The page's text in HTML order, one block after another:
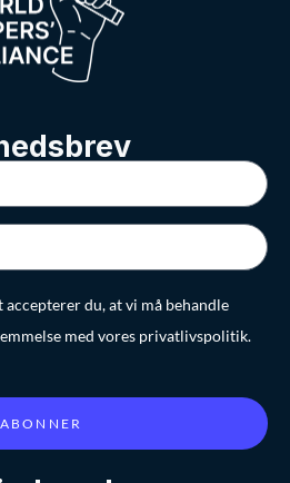
du, at vi må behandle
med vores privatlivspolitik.
ABONNER